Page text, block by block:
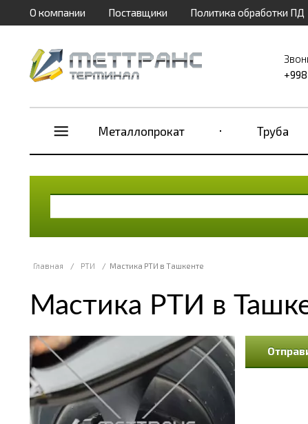
О компании Поставщики Политика обработки ПД
Металлопрокат Труба
Главная / РТИ / Мастика РТИ в Ташкенте
Мастика РТИ в